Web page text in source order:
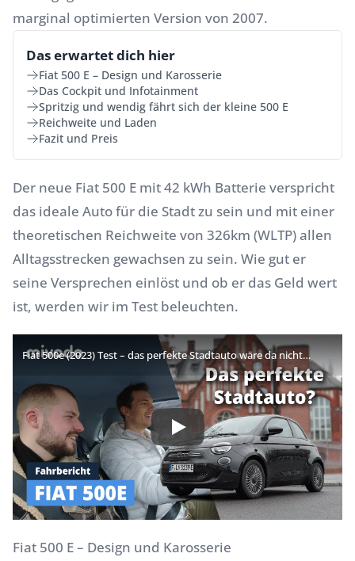
marginal optimierten Version von 2007.
Das erwartet dich hier
Fiat 500 E – Design und Karosserie
Das Cockpit und Infotainment
Spritzig und wendig fährt sich der kleine 500 E
Reichweite und Laden
Fazit und Preis
Der neue Fiat 500 E mit 42 kWh Batterie verspricht
das ideale Auto für die Stadt zu sein und mit einer
theoretischen Reichweite von 326km (WLTP) allen
Alltagsstrecken gewachsen zu sein. Wie gut er
seine Versprechen einlöst und ob er das Geld wert
ist, werden wir im Test beleuchten.
Fiat 500e (2023) Test – das perfekte Stadtauto wäre da nicht…
Fiat 500 E – Design und Karosserie